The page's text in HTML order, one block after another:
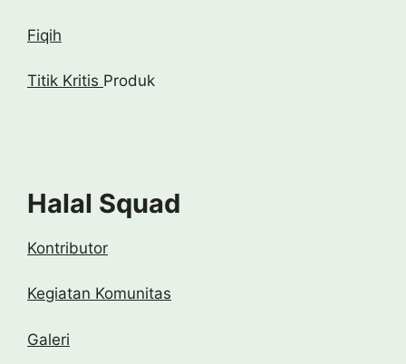
Fiqih
Titik Kritis Produk
Halal Squad
Kontributor
Kegiatan Komunitas
Galeri